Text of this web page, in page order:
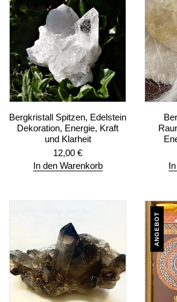
Bergkristall Spitzen, Edelstein
Dekoration, Energie, Kraft
und Klarheit
12,00 €
In den Warenkorb
ANGEBOT